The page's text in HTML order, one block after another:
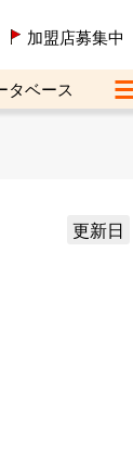
加盟店募集中
タベース
更新日